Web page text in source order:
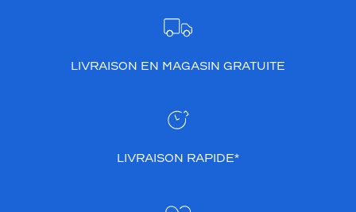
LIVRAISON EN MAGASIN GRATUITE
LIVRAISON RAPIDE*